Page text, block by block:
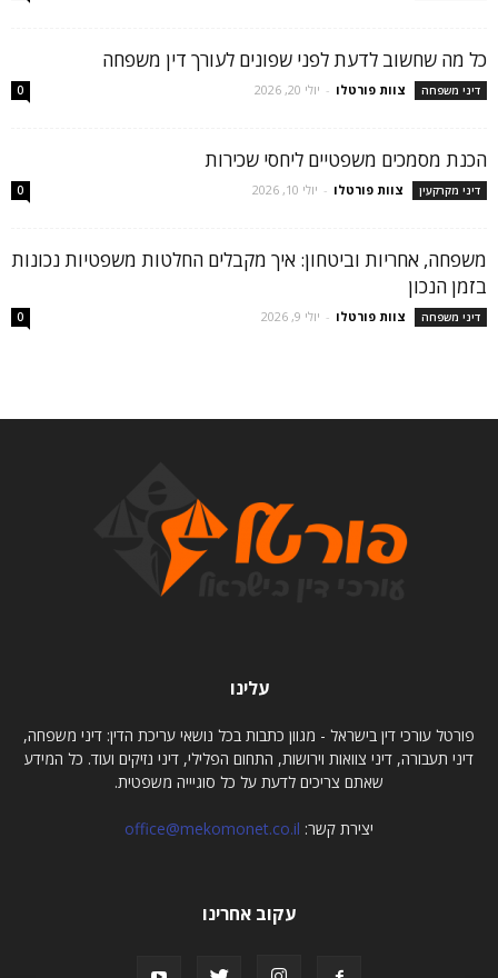
כל מה שחשוב לדעת לפני שפונים לעורך דין משפחה
דיני משפחה צוות פורטלו - יולי 20, 2026 0
הכנת מסמכים משפטיים ליחסי שכירות
דיני מקרקעין צוות פורטלו - יולי 10, 2026 0
משפחה, אחריות וביטחון: איך מקבלים החלטות משפטיות נכונות
בזמן הנכון
דיני משפחה צוות פורטלו - יולי 9, 2026 0
עלינו
פורטל עורכי דין בישראל - מגוון כתבות בכל נושאי עריכת הדין: דיני משפחה,
דיני תעבורה, דיני צוואות וירושות, התחום הפלילי, דיני נזיקים ועוד. כל המידע
שאתם צריכים לדעת על כל סוגיייה משפטית.
יצירת קשר: office@mekomonet.co.il
עקוב אחרינו